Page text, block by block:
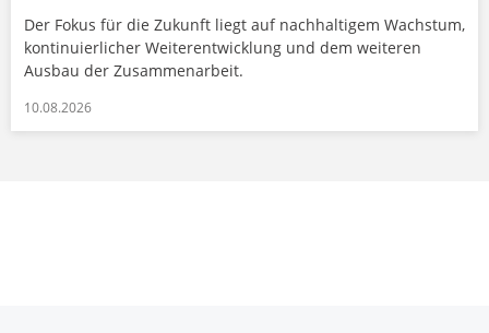
Der Fokus für die Zukunft liegt auf nachhaltigem Wachstum,
kontinuierlicher Weiterentwicklung und dem weiteren
Ausbau der Zusammenarbeit.
10.08.2026